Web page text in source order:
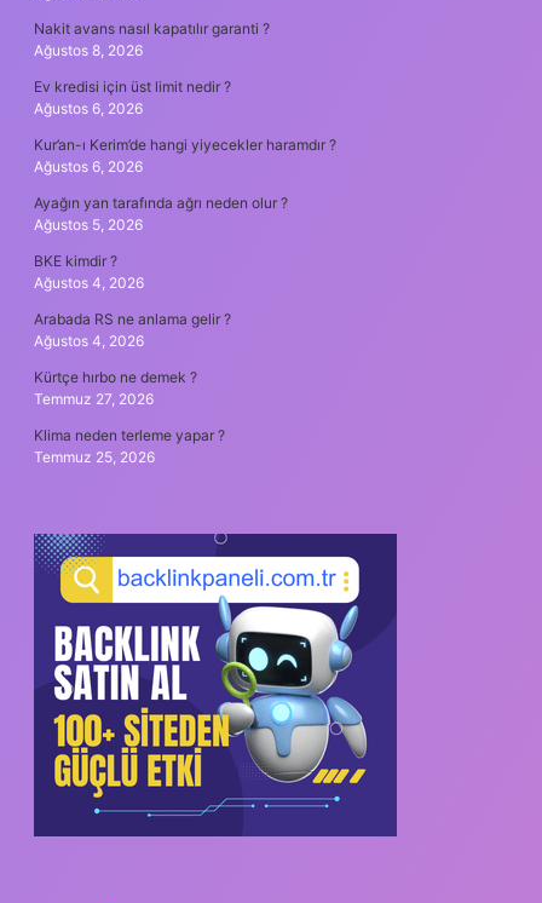
Nakit avans nasıl kapatılır garanti ?
Ağustos 8, 2026
Ev kredisi için üst limit nedir ?
Ağustos 6, 2026
Kur’an-ı Kerim’de hangi yiyecekler haramdır ?
Ağustos 6, 2026
Ayağın yan tarafında ağrı neden olur ?
Ağustos 5, 2026
BKE kimdir ?
Ağustos 4, 2026
Arabada RS ne anlama gelir ?
Ağustos 4, 2026
Kürtçe hırbo ne demek ?
Temmuz 27, 2026
Klima neden terleme yapar ?
Temmuz 25, 2026